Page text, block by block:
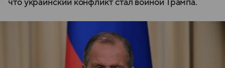
что украинский конфликт стал войной Трампа.